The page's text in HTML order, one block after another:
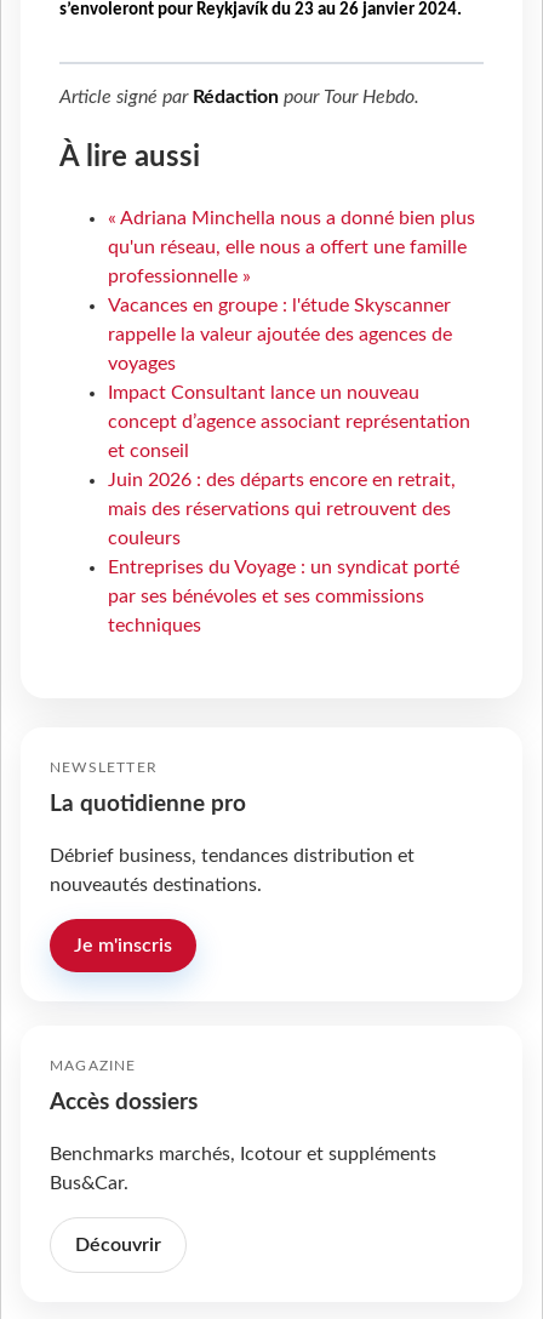
s’envoleront pour Reykjavík du 23 au 26 janvier 2024.
Article signé par Rédaction pour Tour Hebdo.
À lire aussi
« Adriana Minchella nous a donné bien plus
qu'un réseau, elle nous a offert une famille
professionnelle »
Vacances en groupe : l'étude Skyscanner
rappelle la valeur ajoutée des agences de
voyages
Impact Consultant lance un nouveau
concept d’agence associant représentation
et conseil
Juin 2026 : des départs encore en retrait,
mais des réservations qui retrouvent des
couleurs
Entreprises du Voyage : un syndicat porté
par ses bénévoles et ses commissions
techniques
NEWSLETTER
La quotidienne pro
Débrief business, tendances distribution et
nouveautés destinations.
Je m'inscris
MAGAZINE
Accès dossiers
Benchmarks marchés, Icotour et suppléments
Bus&Car.
Découvrir